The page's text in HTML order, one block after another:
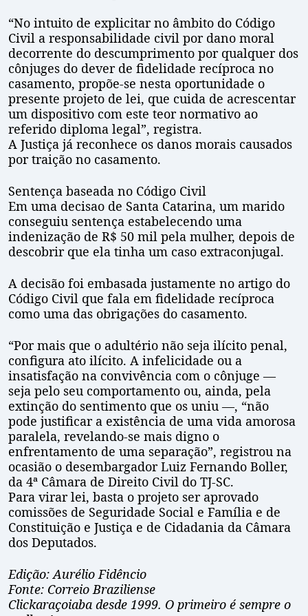
“No intuito de explicitar no âmbito do Código
Civil a responsabilidade civil por dano moral
decorrente do descumprimento por qualquer dos
cônjuges do dever de fidelidade recíproca no
casamento, propõe-se nesta oportunidade o
presente projeto de lei, que cuida de acrescentar
um dispositivo com este teor normativo ao
referido diploma legal”, registra.
A Justiça já reconhece os danos morais causados
por traição no casamento.
Sentença baseada no Código Civil
Em uma decisao de Santa Catarina, um marido
conseguiu sentença estabelecendo uma
indenização de R$ 50 mil pela mulher, depois de
descobrir que ela tinha um caso extraconjugal.
A decisão foi embasada justamente no artigo do
Código Civil que fala em fidelidade recíproca
como uma das obrigações do casamento.
“Por mais que o adultério não seja ilícito penal,
configura ato ilícito. A infelicidade ou a
insatisfação na convivência com o cônjuge —
seja pelo seu comportamento ou, ainda, pela
extinção do sentimento que os uniu —, “não
pode justificar a existência de uma vida amorosa
paralela, revelando-se mais digno o
enfrentamento de uma separação”, registrou na
ocasião o desembargador Luiz Fernando Boller,
da 4ª Câmara de Direito Civil do TJ-SC.
Para virar lei, basta o projeto ser aprovado
comissões de Seguridade Social e Família e de
Constituição e Justiça e de Cidadania da Câmara
dos Deputados.
Edição: Aurélio Fidêncio
Fonte: Correio Braziliense
Clickaraçoiaba desde 1999. O primeiro é sempre o